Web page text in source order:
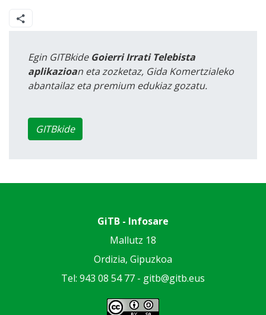
Egin GITBkide Goierri Irrati Telebista
aplikazioan eta zozketaz, Gida Komertzialeko
abantailaz eta premium edukiaz gozatu.
GITBkide
GiTB - Infosare
Mallutz 18
Ordizia, Gipuzkoa
Tel: 943 08 54 77 - gitb@gitb.eus